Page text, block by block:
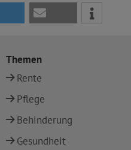
Themen
Rente
Pflege
Behinderung
Gesundheit